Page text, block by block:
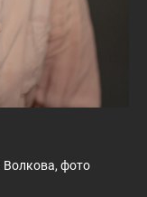
Волкова, фото